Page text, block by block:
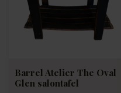
Barrel Atelier The Oval
Glen salontafel